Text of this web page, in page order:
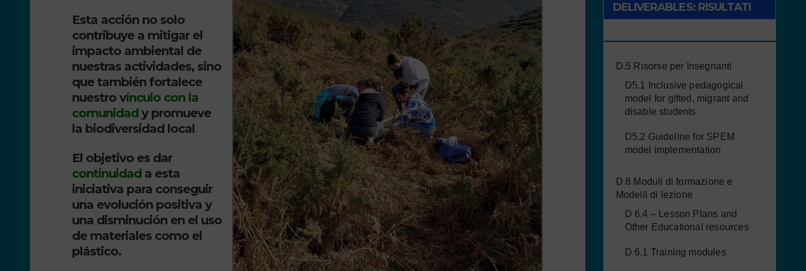
Esta acción no solo
contribuye a mitigar el
impacto ambiental de
nuestras actividades, sino
que también fortalece
nuestro vínculo con la
comunidad y promueve
la biodiversidad local
El objetivo es dar
continuidad a esta
iniciativa para conseguir
una evolución positiva y
una disminución en el uso
de materiales como el
plástico.
DELIVERABLES: RISULTATI
D.5 Risorse per Insegnanti
D5.1 Inclusive pedagogical
model for gifted, migrant and
disable students
D5.2 Guideline for SPEM
model implementation
D.6 Moduli di formazione e
Modelli di lezione
D 6.4 – Lesson Plans and
Other Educational resources
D 6.1 Training modules